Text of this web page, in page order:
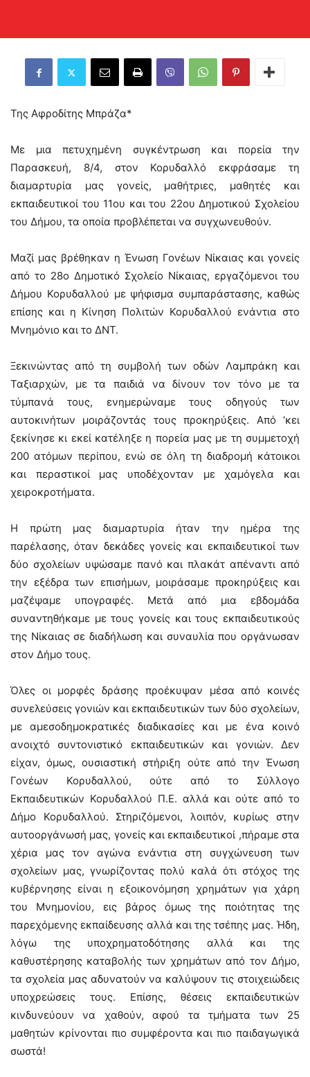
Της Αφροδίτης Μπράζα*
Με μια πετυχημένη συγκέντρωση και πορεία την
Παρασκευή, 8/4, στον Κορυδαλλό εκφράσαμε τη
διαμαρτυρία μας γονείς, μαθήτριες, μαθητές και
εκπαιδευτικοί του 11ου και του 22ου Δημοτικού Σχολείου
του Δήμου, τα οποία προβλέπεται να συγχωνευθούν.
Μαζί μας βρέθηκαν η Ένωση Γονέων Νίκαιας και γονείς
από το 28ο Δημοτικό Σχολείο Νίκαιας, εργαζόμενοι του
Δήμου Κορυδαλλού με ψήφισμα συμπαράστασης, καθώς
επίσης και η Κίνηση Πολιτών Κορυδαλλού ενάντια στο
Μνημόνιο και το ΔΝΤ.
Ξεκινώντας από τη συμβολή των οδών Λαμπράκη και
Ταξιαρχών, με τα παιδιά να δίνουν τον τόνο με τα
τύμπανά τους, ενημερώναμε τους οδηγούς των
αυτοκινήτων μοιράζοντάς τους προκηρύξεις. Από ‘κει
ξεκίνησε κι εκεί κατέληξε η πορεία μας με τη συμμετοχή
200 ατόμων περίπου, ενώ σε όλη τη διαδρομή κάτοικοι
και περαστικοί μας υποδέχονταν με χαμόγελα και
χειροκροτήματα.
Η πρώτη μας διαμαρτυρία ήταν την ημέρα της
παρέλασης, όταν δεκάδες γονείς και εκπαιδευτικοί των
δύο σχολείων υψώσαμε πανό και πλακάτ απέναντι από
την εξέδρα των επισήμων, μοιράσαμε προκηρύξεις και
μαζέψαμε υπογραφές. Μετά από μια εβδομάδα
συναντηθήκαμε με τους γονείς και τους εκπαιδευτικούς
της Νίκαιας σε διαδήλωση και συναυλία που οργάνωσαν
στον Δήμο τους.
Όλες οι μορφές δράσης προέκυψαν μέσα από κοινές
συνελεύσεις γονιών και εκπαιδευτικών των δύο σχολείων,
με αμεσοδημοκρατικές διαδικασίες και με ένα κοινό
ανοιχτό συντονιστικό εκπαιδευτικών και γονιών. Δεν
είχαν, όμως, ουσιαστική στήριξη ούτε από την Ένωση
Γονέων Κορυδαλλού, ούτε από το Σύλλογο
Εκπαιδευτικών Κορυδαλλού Π.Ε. αλλά και ούτε από το
Δήμο Κορυδαλλού. Στηριζόμενοι, λοιπόν, κυρίως στην
αυτοοργάνωσή μας, γονείς και εκπαιδευτικοί ,πήραμε στα
χέρια μας τον αγώνα ενάντια στη συγχώνευση των
σχολείων μας, γνωρίζοντας πολύ καλά ότι στόχος της
κυβέρνησης είναι η εξοικονόμηση χρημάτων για χάρη
του Μνημονίου, εις βάρος όμως της ποιότητας της
παρεχόμενης εκπαίδευσης αλλά και της τσέπης μας. Ήδη,
λόγω της υποχρηματοδότησης αλλά και της
καθυστέρησης καταβολής των χρημάτων από τον Δήμο,
τα σχολεία μας αδυνατούν να καλύψουν τις στοιχειώδεις
υποχρεώσεις τους. Επίσης, θέσεις εκπαιδευτικών
κινδυνεύουν να χαθούν, αφού τα τμήματα των 25
μαθητών κρίνονται πιο συμφέροντα και πιο παιδαγωγικά
σωστά!